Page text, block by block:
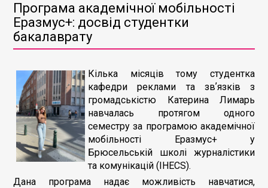
Програма академічної мобільності
Еразмус+: досвід студентки
бакалаврату
Кілька місяців тому студентка
кафедри реклами та звʼязків з
громадськістю Катерина Лимарь
навчалась протягом одного
семестру за програмою академічної
мобільності Еразмус+ у
Брюсельській школі журналістики
та комунікацій (IHECS).
Дана програма надає можливість навчатися,